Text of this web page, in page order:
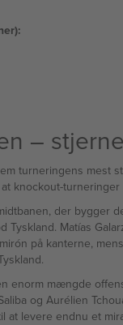
–
turneringens mest
knockout-
der bygger
Tyskland. Matías
på kanterne,
enorm mængde
og Aurélien
at levere endnu et